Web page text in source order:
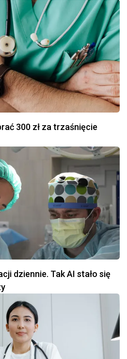
300 zł za trzaśnięcie
dziennie. Tak AI stało się